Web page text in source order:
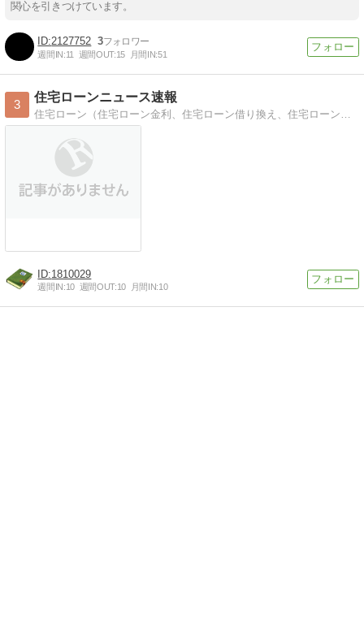
関心を引きつけています。
2127752 3
週間IN:11 週間OUT:15 月間IN:51
3
住宅ローンニュース速報
住宅ローン（住宅ローン金利、住宅ローン借り換え、住宅ローン審査、住宅ローン控除）の最新情報
1810029
週間IN:10 週間OUT:10 月間IN:10